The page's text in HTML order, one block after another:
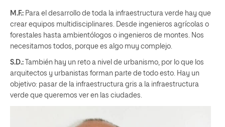
M.F.: Para el desarrollo de toda la infraestructura verde hay que
crear equipos multidisciplinares. Desde ingenieros agrícolas o
forestales hasta ambientólogos o ingenieros de montes. Nos
necesitamos todos, porque es algo muy complejo.
S.D.: También hay un reto a nivel de urbanismo, por lo que los
arquitectos y urbanistas forman parte de todo esto. Hay un
objetivo: pasar de la infraestructura gris a la infraestructura
verde que queremos ver en las ciudades.